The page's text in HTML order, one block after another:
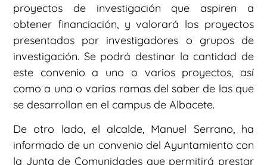
proyectos de investigación que aspiren a
obtener financiación, y valorará los proyectos
presentados por investigadores o grupos de
investigación. Se podrá destinar la cantidad de
este convenio a uno o varios proyectos, así
como a una o varias ramas del saber de las que
se desarrollan en el campus de Albacete.
De otro lado, el alcalde, Manuel Serrano, ha
informado de un convenio del Ayuntamiento con
la Junta de Comunidades que permitirá prestar